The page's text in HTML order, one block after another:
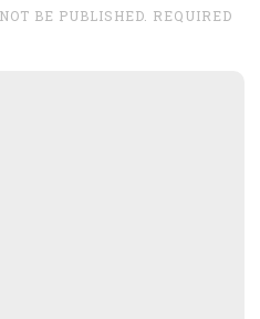
BE PUBLISHED. REQUIRED